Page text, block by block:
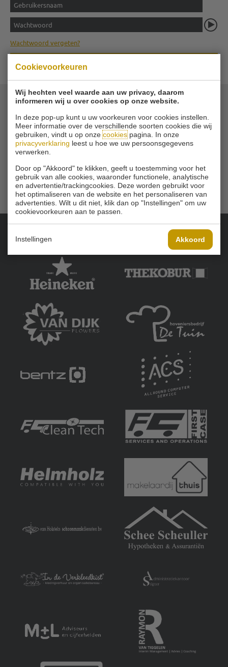
Cookievoorkeuren
Wij hechten veel waarde aan uw privacy, daarom
informeren wij u over cookies op onze website.
In deze pop-up kunt u uw voorkeuren voor cookies instellen.
Meer informatie over de verschillende soorten cookies die wij
gebruiken, vindt u op onzecookiespagina. In onze
privacyverklaring leest u hoe we uw persoonsgegevens
verwerken.
Door op "Akkoord" te klikken, geeft u toestemming voor het
gebruik van alle cookies, waaronder functionele, analytische
en advertentie/trackingcookies. Deze worden gebruikt voor
het optimaliseren van de website en het personaliseren van
advertenties. Wilt u dit niet, klik dan op "Instellingen" om uw
cookievoorkeuren aan te passen.
Instellingen Akkoord
Wachtwoord vergeten?
© 2026 Golfvereniging Schinkelshoek
Zuidbuurt 79 - 3132 KA Vlaardingen|
Tel010 - 460 21 39
Email